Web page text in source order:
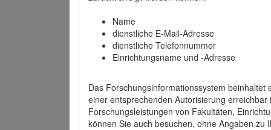
Name
dienstliche E-Mail-Adresse
dienstliche Telefonnummer
Einrichtungsname und -Adresse
Das Forschungsinformationssystem beinhaltet
einer entsprechenden Autorisierung
Forschungsleistungen von Fakultäten,
können Sie auch besuchen, ohne Angaben zu